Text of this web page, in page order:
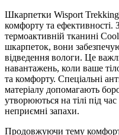
Шкарпетки Wisport Trekking
комфорту та ефективності.
термоактивній тканині
шкарпеток, вони
відведення вологи. Це
навантажень, коли ваше
та комфорту. Спеціальні
матеріалу допомагають
утворюються на тілі під
неприємні запахи.
Продовжуючи тему